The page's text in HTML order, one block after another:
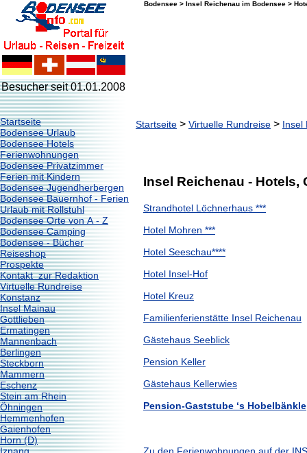
Besucher seit 01.01.2008
Startseite
Bodensee Urlaub
Bodensee Hotels
Ferienwohnungen
Bodensee Privatzimmer
Ferien mit Kindern
Bodensee Jugendherbergen
Bodensee Bauernhof - Ferien
Urlaub mit Rollstuhl
Bodensee Orte von A - Z
Bodensee Camping
Bodensee - Bücher
Reiseshop
Prospekte
Kontakt zur Redaktion
Virtuelle Rundreise
Konstanz
Insel Mainau
Gottlieben
Ermatingen
Mannenbach
Berlingen
Steckborn
Mammern
Eschenz
Stein am Rhein
Öhningen
Hemmenhofen
Gaienhofen
Horn (D)
Bodensee > Insel Reichenau im Bodensee >
Startseite > Virtuelle Rundreise > Insel
Insel Reichenau -
Strandhotel Löchnerhaus ***
Hotel Mohren ***
Hotel Seeschau****
Hotel Insel-Hof
Hotel Kreuz
Familienferienstätte Insel Reichenau
Gästehaus Seeblick
Pension Keller
Gästehaus Kellerwies
Pension-Gaststube ‘s Hobelbänkle
Zu den Ferienwohnungen auf der